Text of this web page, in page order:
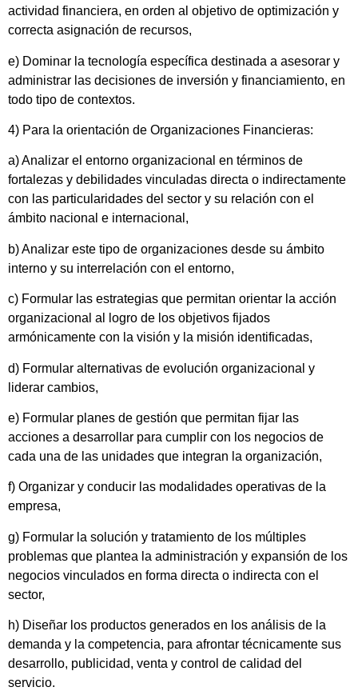
actividad financiera, en orden al objetivo de optimización y
correcta asignación de recursos,
e) Dominar la tecnología específica destinada a asesorar y
administrar las decisiones de inversión y financiamiento, en
todo tipo de contextos.
4) Para la orientación de Organizaciones Financieras:
a) Analizar el entorno organizacional en términos de
fortalezas y debilidades vinculadas directa o indirectamente
con las particularidades del sector y su relación con el
ámbito nacional e internacional,
b) Analizar este tipo de organizaciones desde su ámbito
interno y su interrelación con el entorno,
c) Formular las estrategias que permitan orientar la acción
organizacional al logro de los objetivos fijados
armónicamente con la visión y la misión identificadas,
d) Formular alternativas de evolución organizacional y
liderar cambios,
e) Formular planes de gestión que permitan fijar las
acciones a desarrollar para cumplir con los negocios de
cada una de las unidades que integran la organización,
f) Organizar y conducir las modalidades operativas de la
empresa,
g) Formular la solución y tratamiento de los múltiples
problemas que plantea la administración y expansión de los
negocios vinculados en forma directa o indirecta con el
sector,
h) Diseñar los productos generados en los análisis de la
demanda y la competencia, para afrontar técnicamente sus
desarrollo, publicidad, venta y control de calidad del
servicio.